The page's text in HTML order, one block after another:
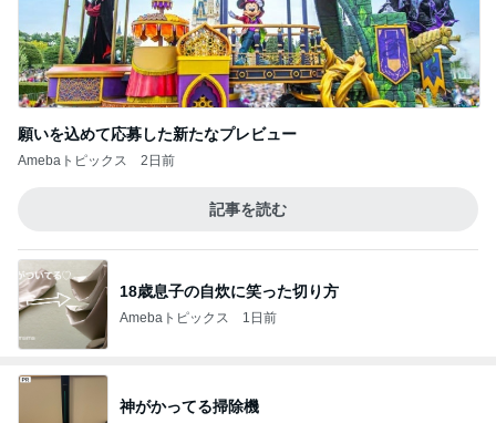
願いを込めて応募した新たなプレビュー
Amebaトピックス 2日前
記事を読む
18歳息子の自炊に笑った切り方
Amebaトピックス 1日前
神がかってる掃除機